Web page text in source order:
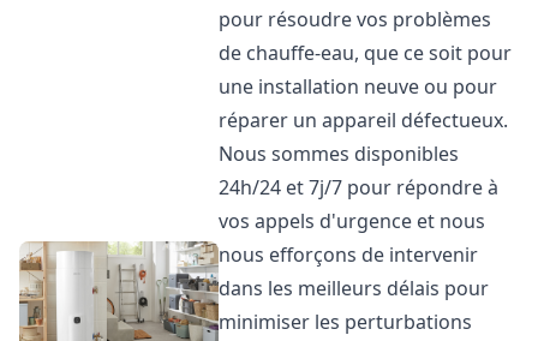
pour résoudre vos problèmes
de chauffe-eau, que ce soit pour
une installation neuve ou pour
réparer un appareil défectueux.
Nous sommes disponibles
24h/24 et 7j/7 pour répondre à
vos appels d'urgence et nous
nous efforçons de intervenir
dans les meilleurs délais pour
minimiser les perturbations